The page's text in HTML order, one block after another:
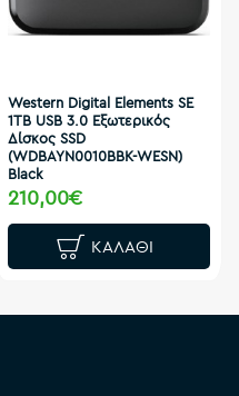
Western Digital Elements SE
1TB USB 3.0 Εξωτερικός
Δίσκος SSD
(WDBAYN0010BBK-WESN)
Black
210,00€
ΚΑΛΆΘΙ